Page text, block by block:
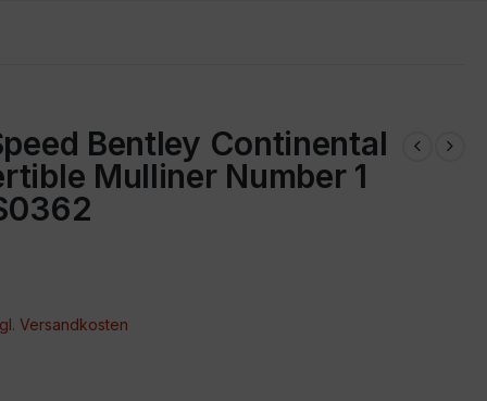
Bentley Continental
Mulliner Number 1
Versandkosten